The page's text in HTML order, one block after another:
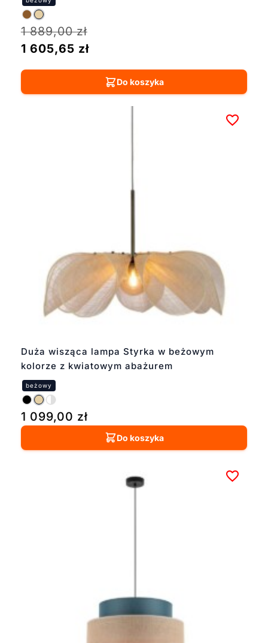
1 889,00zł
1 605,65 zł
Do koszyka
Duża wisząca lampa Styrka w beżowym
kolorze z kwiatowym abażurem
1 099,00 zł
Do koszyka